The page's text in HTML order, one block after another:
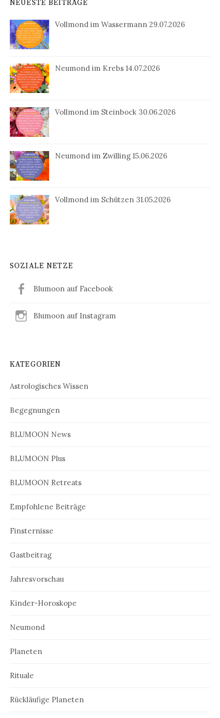
NEUESTE BEITRÄGE
Vollmond im Wassermann 29.07.2026
Neumond im Krebs 14.07.2026
Vollmond im Steinbock 30.06.2026
Neumond im Zwilling 15.06.2026
Vollmond im Schützen 31.05.2026
SOZIALE NETZE
Blumoon auf Facebook
Blumoon auf Instagram
KATEGORIEN
Astrologisches Wissen
Begegnungen
BLUMOON News
BLUMOON Plus
BLUMOON Retreats
Empfohlene Beiträge
Finsternisse
Gastbeitrag
Jahresvorschau
Kinder-Horoskope
Neumond
Planeten
Rituale
Rückläufige Planeten